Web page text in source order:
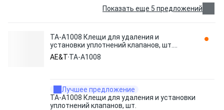
Показать еще 5 предложений
TA-A1008 Клещи для удаления и
установки уплотнений клапанов, шт.
AE&T
AE&T TA-A1008
Лучшее предложение
TA-A1008 Клещи для удаления и установки
уплотнений клапанов, шт.